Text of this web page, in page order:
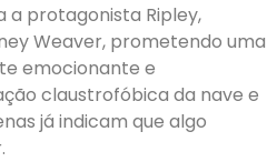
a protagonista Ripley,
Weaver, prometendo uma
emocionante e
claustrofóbica da nave e
já indicam que algo